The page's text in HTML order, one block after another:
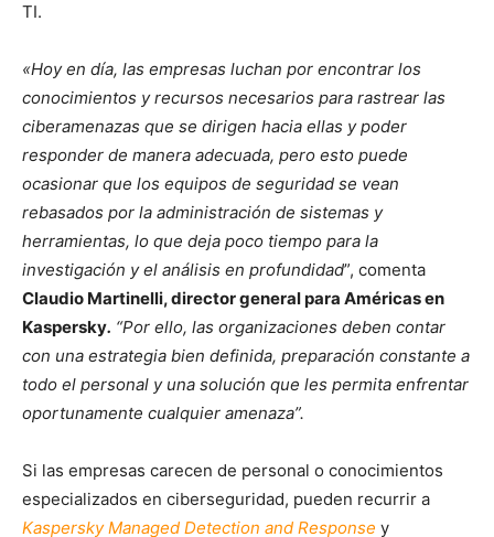
TI.
«Hoy en día, las empresas luchan por encontrar los
conocimientos y recursos necesarios para rastrear las
ciberamenazas que se dirigen hacia ellas y poder
responder de manera adecuada, pero esto puede
ocasionar que los equipos de seguridad se vean
rebasados por la administración de sistemas y
herramientas, lo que deja poco tiempo para la
investigación y el análisis en profundidad”, comenta
Claudio Martinelli, director general para Américas en
Kaspersky. “Por ello, las organizaciones deben contar
con una estrategia bien definida, preparación constante a
todo el personal y una solución que les permita enfrentar
oportunamente cualquier amenaza”.
Si las empresas carecen de personal o conocimientos
especializados en ciberseguridad, pueden recurrir a
Kaspersky Managed Detection and Response y